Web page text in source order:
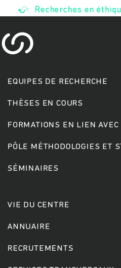
Recherches en
EQUIPES DE RECHERCHE
THÈSES EN COURS
FORMATIONS EN LIEN AVEC
PÔLE MÉTHODOLOGIES ET
SÉMINAIRES
VIE DU CENTRE
ANNUAIRE
RECRUTEMENTS